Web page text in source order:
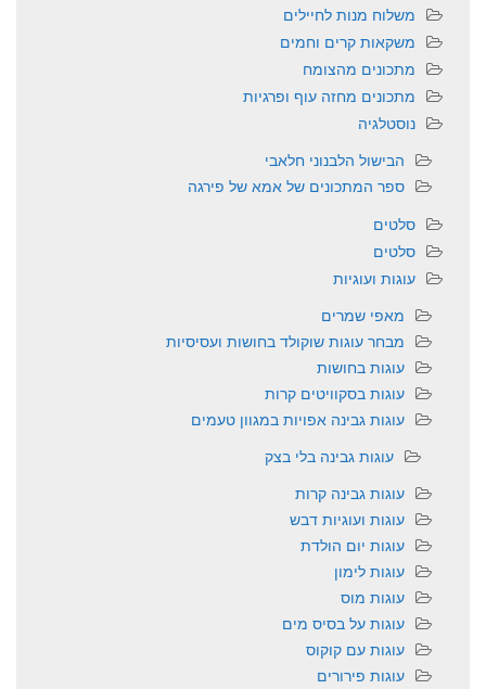
משלוח מנות לחיילים
משקאות קרים וחמים
מתכונים מהצומח
מתכונים מחזה עוף ופרגיות
נוסטלגיה
הבישול הלבנוני חלאבי
ספר המתכונים של אמא של פירגה
סלטים
סלטים
עוגות ועוגיות
מאפי שמרים
מבחר עוגות שוקולד בחושות ועסיסיות
עוגות בחושות
עוגות בסקוויטים קרות
עוגות גבינה אפויות במגוון טעמים
עוגות גבינה בלי בצק
עוגות גבינה קרות
עוגות ועוגיות דבש
עוגות יום הולדת
עוגות לימון
עוגות מוס
עוגות על בסיס מים
עוגות עם קוקוס
עוגות פירורים